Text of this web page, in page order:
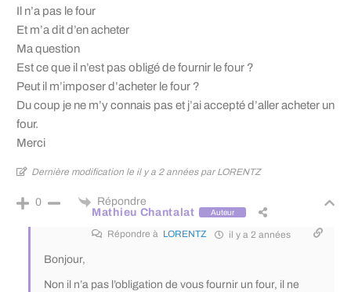
Il n’a pas le four
Et m’a dit d’en acheter
Ma question
Est ce que il n’est pas obligé de fournir le four ?
Peut il m’imposer d’acheter le four ?
Du coup je ne m’y connais pas et j’ai accepté d’aller acheter un
four.
Merci
Dernière modification le il y a 2 années par LORENTZ
0
Répondre
Mathieu Chantalat
Auteur
Répondre à LORENTZ il y a 2 années
Bonjour,
Non il n’a pas l’obligation de vous fournir un four, il ne